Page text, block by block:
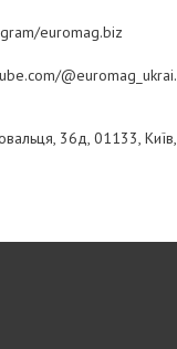
euromag.biz
@euromag_ukraine
36д, 01133, Київ,